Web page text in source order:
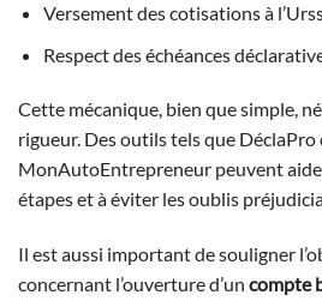
Versement des cotisations à
Respect des échéances
Cette mécanique, bien que simple,
rigueur. Des outils tels que DéclaPro
MonAutoEntrepreneur peuvent
étapes et à éviter les oublis
Il est aussi important de souligner
concernant l’ouverture d’un compte